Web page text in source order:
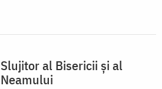
Slujitor al Bisericii și al
Neamului